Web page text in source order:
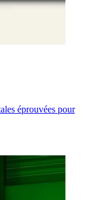
éprouvées pour